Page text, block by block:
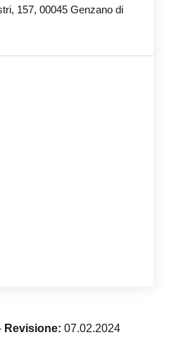
157, 00045 Genzano di
Revisione: 07.02.2024